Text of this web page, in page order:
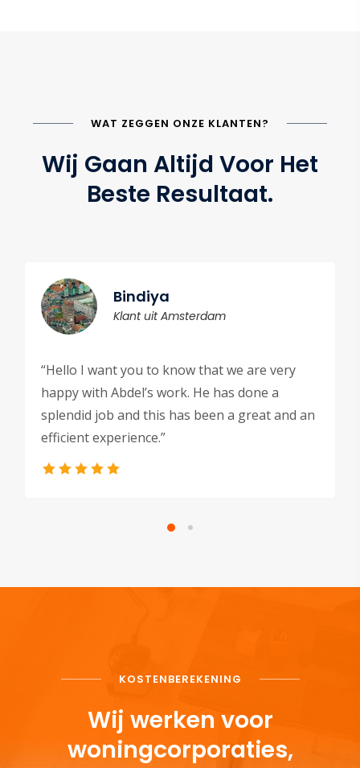
WAT ZEGGEN ONZE KLANTEN?
Wij Gaan Altijd Voor Het
Beste Resultaat.
Bindiya
Klant uit Amsterdam
“Hello I want you to know that we are very
happy with Abdel’s work. He has done a
splendid job and this has been a great and an
efficient experience.”
KOSTENBEREKENING
Wij werken voor
woningcorporaties,